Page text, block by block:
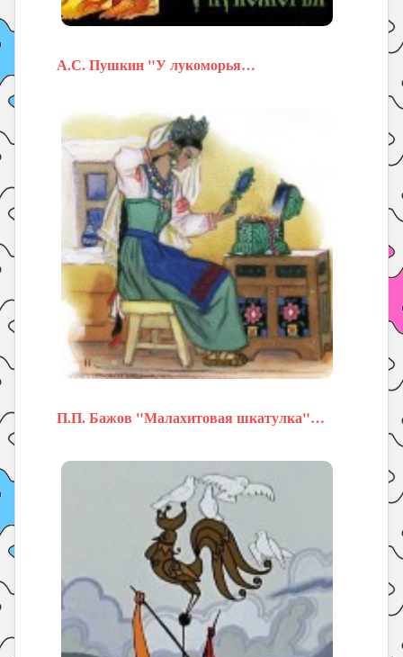
А.С. Пушкин "У лукоморья…
П.П. Бажов "Малахитовая шкатулка"…